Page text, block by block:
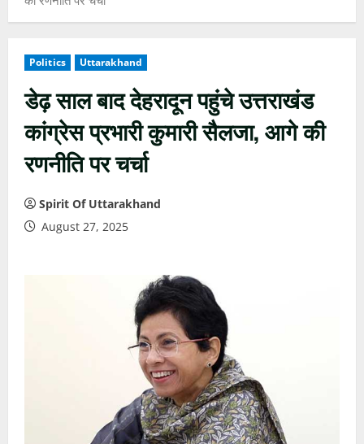
Politics Uttarakhand
डेढ़ साल बाद देहरादून पहुंचे उत्तराखंड
कांग्रेस प्रभारी कुमारी सैलजा, आगे की
रणनीति पर चर्चा
Spirit Of Uttarakhand
August 27, 2025